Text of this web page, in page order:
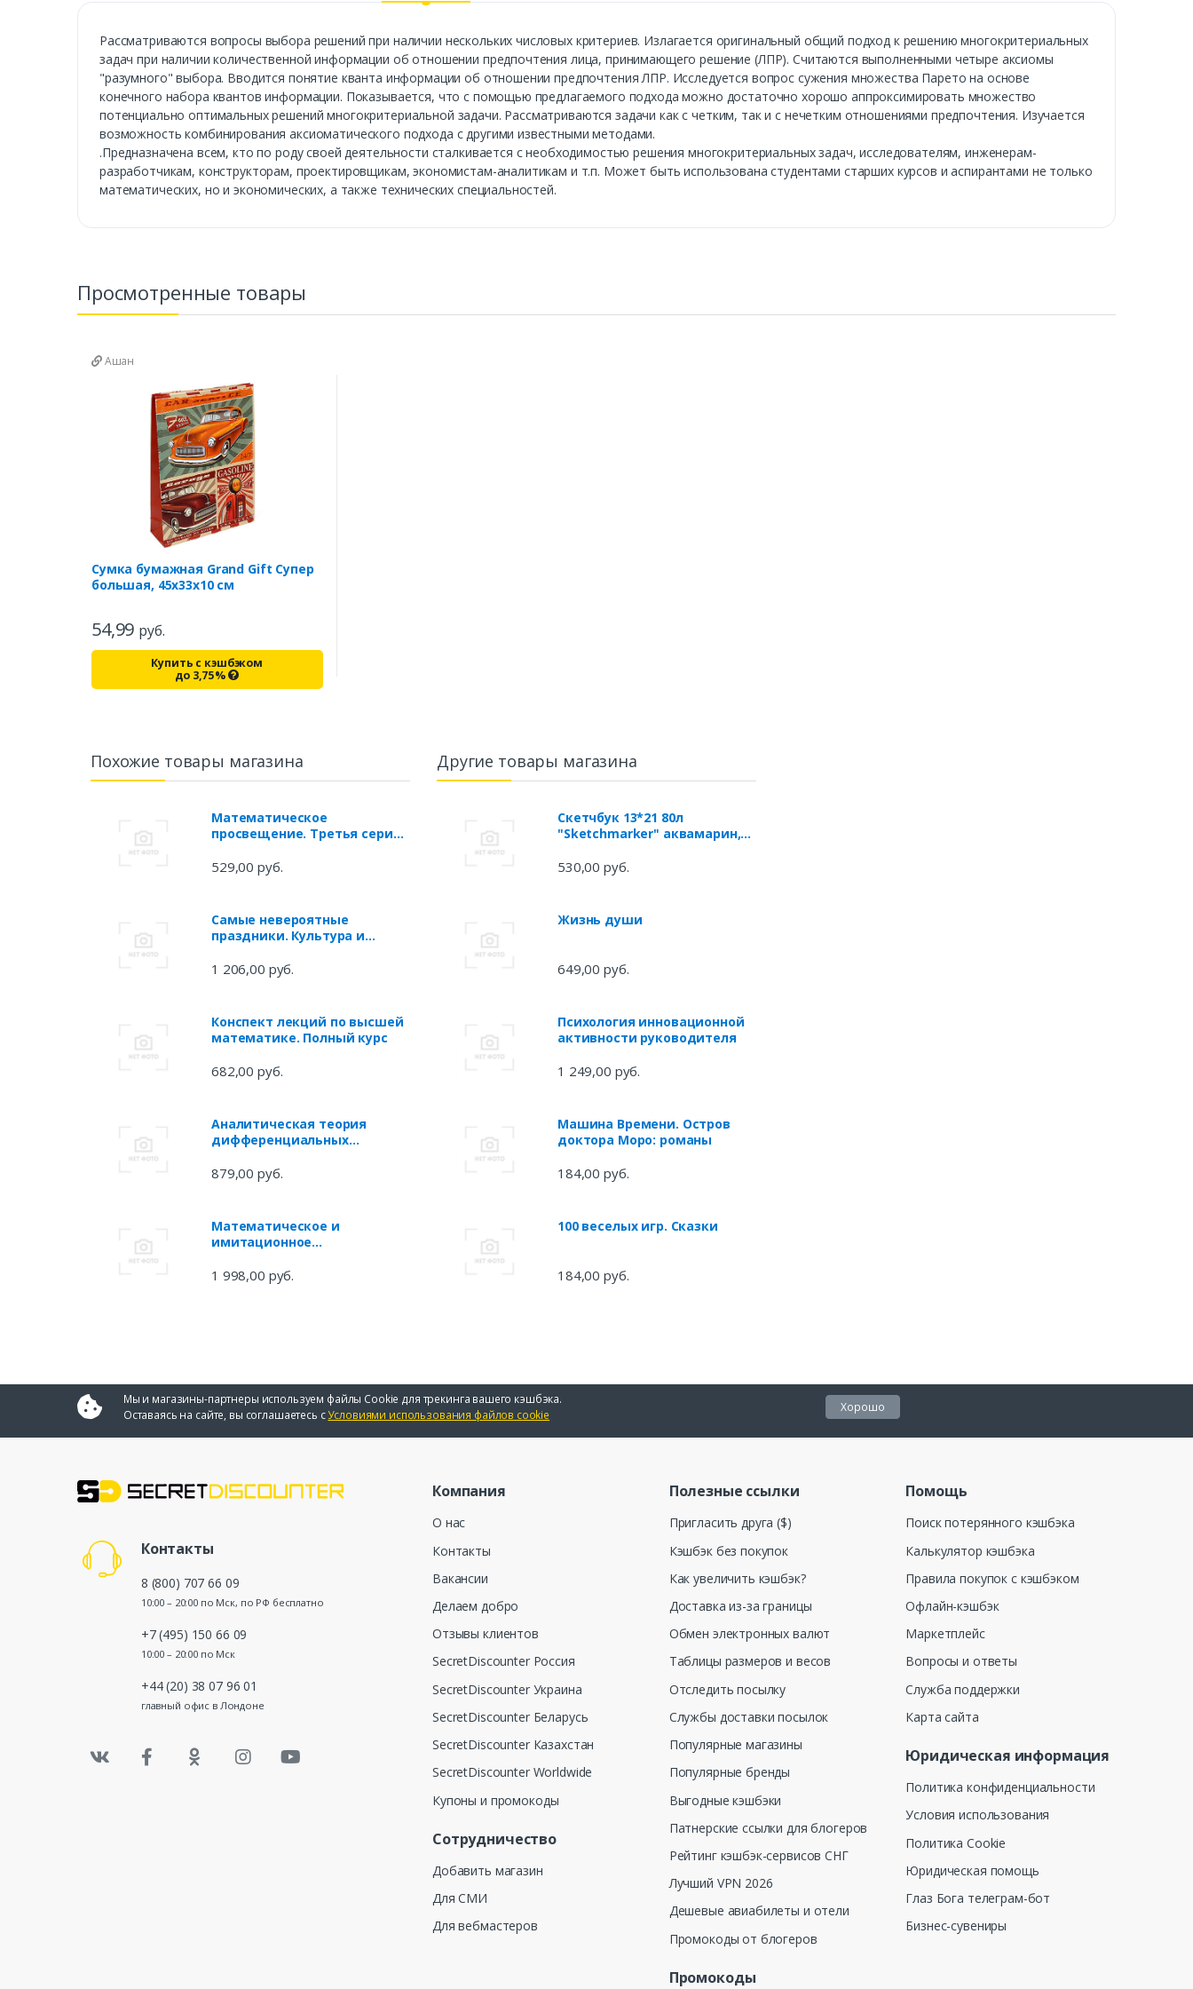
Рассматриваются вопросы выбора решений при наличии нескольких числовых критериев. Излагается оригинальный общий подход к решению многокритериальных
задач при наличии количественной информации об отношении предпочтения лица, принимающего решение (ЛПР). Считаются выполненными четыре аксиомы
"разумного" выбора. Вводится понятие кванта информации об отношении предпочтения ЛПР. Исследуется вопрос сужения множества Парето на основе
конечного набора квантов информации. Показывается, что с помощью предлагаемого подхода можно достаточно хорошо аппроксимировать множество
потенциально оптимальных решений многокритериальной задачи. Рассматриваются задачи как с четким, так и с нечетким отношениями предпочтения. Изучается
возможность комбинирования аксиоматического подхода с другими известными методами.
.Предназначена всем, кто по роду своей деятельности сталкивается с необходимостью решения многокритериальных задач, исследователям, инженерам-
разработчикам, конструкторам, проектировщикам, экономистам-аналитикам и т.п. Может быть использована студентами старших курсов и аспирантами не только
математических, но и экономических, а также технических специальностей.
Просмотренные товары
Ашан
Сумка бумажная Grand Gift Супер
большая, 45х33х10 см
54,99 руб.
Купить с кэшбэком
до 3,75%
Похожие товары магазина
Математическое
просвещение. Третья серия.
529,00 руб.
Самые невероятные
праздники. Культура и
фактах и иллюстрациях
1 206,00 руб.
Конспект лекций по высшей
математике. Полный курс
682,00 руб.
Аналитическая теория
дифференциальных
879,00 руб.
Математическое и
имитационное
пособие
1 998,00 руб.
Другие товары магазина
Скетчбук 13*21 80л
"Sketchmarker" аквамарин,
слоновая кость, тв.обл.
530,00 руб.
Жизнь души
649,00 руб.
Психология инновационной
активности руководителя
1 249,00 руб.
Машина Времени. Остров
доктора Моро: романы
184,00 руб.
100 веселых игр. Сказки
184,00 руб.
Мы и магазины-партнеры используем файлы Cookie для трекинга вашего кэшбэка.
Оставаясь на сайте, вы соглашаетесь сУсловиями использования файлов cookie
Хорошо
Контакты
8 (800) 707 66 09
10:00 – 20:00 по Мск, по РФ бесплатно
+7 (495) 150 66 09
10:00 – 20:00 по Мск
+44 (20) 38 07 96 01
главный офис в Лондоне
Компания
О нас
Контакты
Вакансии
Делаем добро
Отзывы клиентов
SecretDiscounter Россия
SecretDiscounter Украина
SecretDiscounter Беларусь
SecretDiscounter Казахстан
SecretDiscounter Worldwide
Купоны и промокоды
Сотрудничество
Добавить магазин
Для СМИ
Для вебмастеров
Полезные ссылки
Пригласить друга ($)
Кэшбэк без покупок
Как увеличить кэшбэк?
Доставка из-за границы
Обмен электронных валют
Таблицы размеров и весов
Отследить посылку
Службы доставки посылок
Популярные магазины
Популярные бренды
Выгодные кэшбэки
Патнерские ссылки для блогеров
Рейтинг кэшбэк-сервисов СНГ
Лучший VPN 2026
Дешевые авиабилеты и отели
Промокоды от блогеров
Промокоды
Помощь
Поиск потерянного кэшбэка
Калькулятор кэшбэка
Правила покупок с кэшбэком
Офлайн-кэшбэк
Маркетплейс
Вопросы и ответы
Служба поддержки
Карта сайта
Юридическая информация
Политика конфиденциальности
Условия использования
Политика Cookie
Юридическая помощь
Глаз Бога телеграм-бот
Бизнес-сувениры